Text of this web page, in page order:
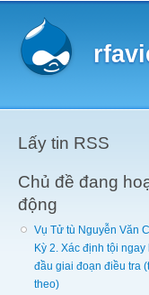
Lấy tin RSS
Chủ đề đang
động
Vụ Tử tù Nguyễn Văn
Kỳ 2. Xác định tội ngay
đầu giai đoạn điều tra
theo)